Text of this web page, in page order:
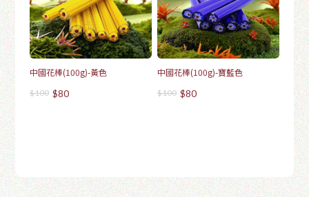
中國花棒(100g)-黃色
$100 $80
中國花棒(100g)-寶藍色
$100 $80